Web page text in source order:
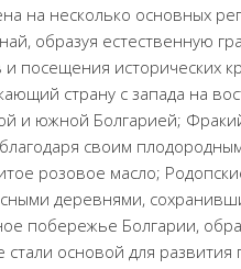
на несколько основных
образуя естественную
и посещения исторических
страну с запада на
и южной Болгарией;
своим
розовое масло;
деревнями,
побережье Болгарии,
стали основой для